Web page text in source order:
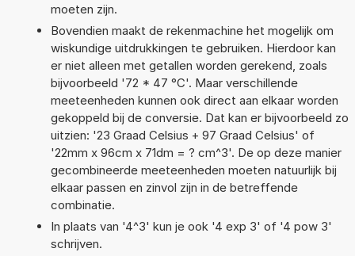
moeten zijn.
Bovendien maakt de rekenmachine het mogelijk om
wiskundige uitdrukkingen te gebruiken. Hierdoor kan
er niet alleen met getallen worden gerekend, zoals
bijvoorbeeld '72 * 47 °C'. Maar verschillende
meeteenheden kunnen ook direct aan elkaar worden
gekoppeld bij de conversie. Dat kan er bijvoorbeeld zo
uitzien: '23 Graad Celsius + 97 Graad Celsius' of
'22mm x 96cm x 71dm = ? cm^3'. De op deze manier
gecombineerde meeteenheden moeten natuurlijk bij
elkaar passen en zinvol zijn in de betreffende
combinatie.
In plaats van '4^3' kun je ook '4 exp 3' of '4 pow 3'
schrijven.